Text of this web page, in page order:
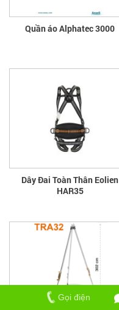
Quần áo Alphatec 3000
Dây Đai Toàn Thân Eolien
HAR35
Gọi điện